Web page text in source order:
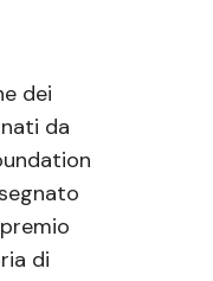
dei
da
di